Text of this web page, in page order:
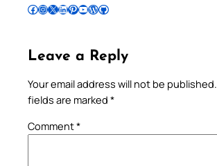
Follow Pradeep on Facebook Follow Pradeep on InstagramFollow Pradeep on X Follow Pradeep on LinkedIn Follow Pradeep on Pinterest Subscribe to Pradeep’s Youtube Channel Follow Pradeep on WordPress Follow Pradeep on GitHub
Leave a Reply
Your email address will not be published.
fields are marked *
Comment*